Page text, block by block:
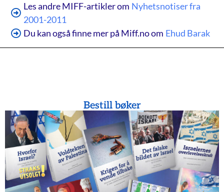
Les andre MIFF-artikler om Nyhetsnotiser fra
2001-2011
Du kan også finne mer på Miff.no om Ehud Barak
Bestill bøker